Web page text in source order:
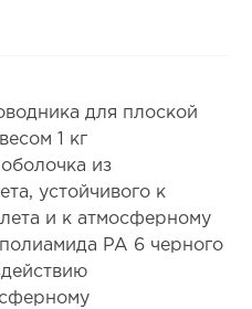
для плоской
1 кг
из
устойчивого к
и к атмосферному
PA 6 черного